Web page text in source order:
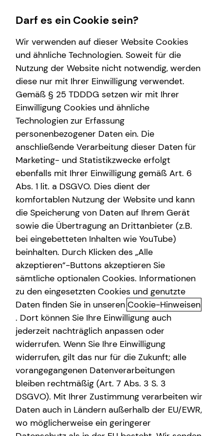
Wissenswertes
Über mich
Interview
Über tecis
teamzukunft
Finanzberatung
Spezialisten-Netzwerk
Service
Kundenportal
Schadenabwicklung
Karriere-Infos
Karrierechancen
Tobias Herrmann
Tobias Herrmann kennenlernen
in Marburg
Eigenverantwortung statt Abhängigkeit.
Finanzielle Entscheidungen wirken ein Leben lang. Umso
wichtiger ist eine Beratung, die nicht bei einzelnen
Produkten endet, sondern den Menschen und seine
Situation ganzheitlich betrachtet.
Im Mittelpunkt meiner Beratung stehst Du: Deine Ziele,
Deine Wünsche und die Entscheidungen, die jetzt und
künftig anstehen. Auf dieser Basis entwickeln wir ein
klares, individuelles Konzept für Vermögensaufbau,
Darf es ein Cookie sein?
Wir verwenden auf dieser Website Cookies
und ähnliche Technologien. Soweit für die
Nutzung der Website nicht notwendig, werden
diese nur mit Ihrer Einwilligung verwendet.
Gemäß § 25 TDDDG setzen wir mit Ihrer
Einwilligung Cookies und ähnliche
Technologien zur Erfassung
personenbezogener Daten ein. Die
anschließende Verarbeitung dieser Daten für
Marketing- und Statistikzwecke erfolgt
ebenfalls mit Ihrer Einwilligung gemäß Art. 6
Abs. 1 lit. a DSGVO. Dies dient der
komfortablen Nutzung der Website und kann
die Speicherung von Daten auf Ihrem Gerät
sowie die Übertragung an Drittanbieter (z.B.
bei eingebetteten Inhalten wie YouTube)
beinhalten. Durch Klicken des „Alle
akzeptieren“-Buttons akzeptieren Sie
sämtliche optionalen Cookies. Informationen
zu den eingesetzten Cookies und genutzte
Daten finden Sie in unseren Cookie-Hinweisen
. Dort können Sie Ihre Einwilligung auch
jederzeit nachträglich anpassen oder
widerrufen. Wenn Sie Ihre Einwilligung
widerrufen, gilt das nur für die Zukunft; alle
vorangegangenen Datenverarbeitungen
bleiben rechtmäßig (Art. 7 Abs. 3 S. 3
DSGVO). Mit Ihrer Zustimmung verarbeiten wir
Daten auch in Ländern außerhalb der EU/EWR,
wo möglicherweise ein geringerer